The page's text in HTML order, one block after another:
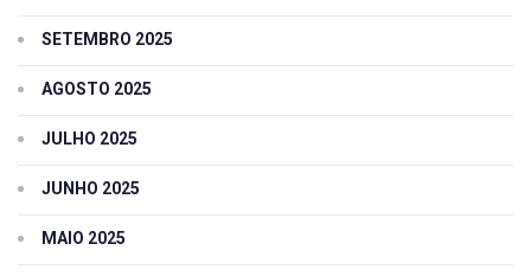
SETEMBRO 2025
AGOSTO 2025
JULHO 2025
JUNHO 2025
MAIO 2025